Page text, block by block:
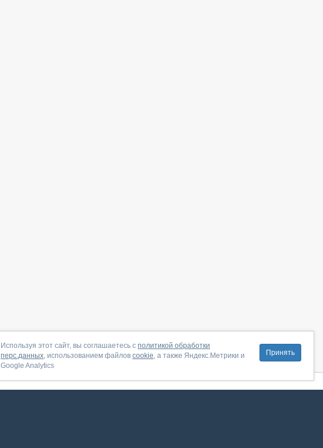
Принять
Используя этот сайт, вы соглашаетесь с политикой обработки
перс.данных, использованием файлов cookie, а также Яндекс.Метрики и
Google Analytics